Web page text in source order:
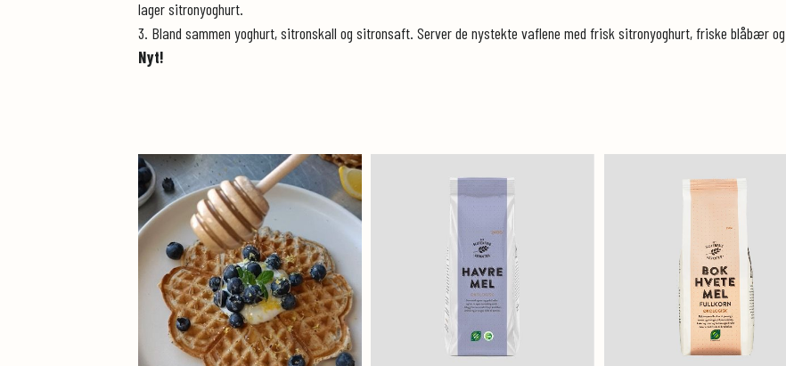
lager sitronyoghurt.
3. Bland sammen yoghurt, sitronskall og sitronsaft. Server de nystekte vaflene med frisk sitronyoghurt, friske blåbær
Nyt!